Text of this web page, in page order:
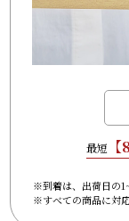
最短 【
※到着は、出荷日の
※すべての商品に対